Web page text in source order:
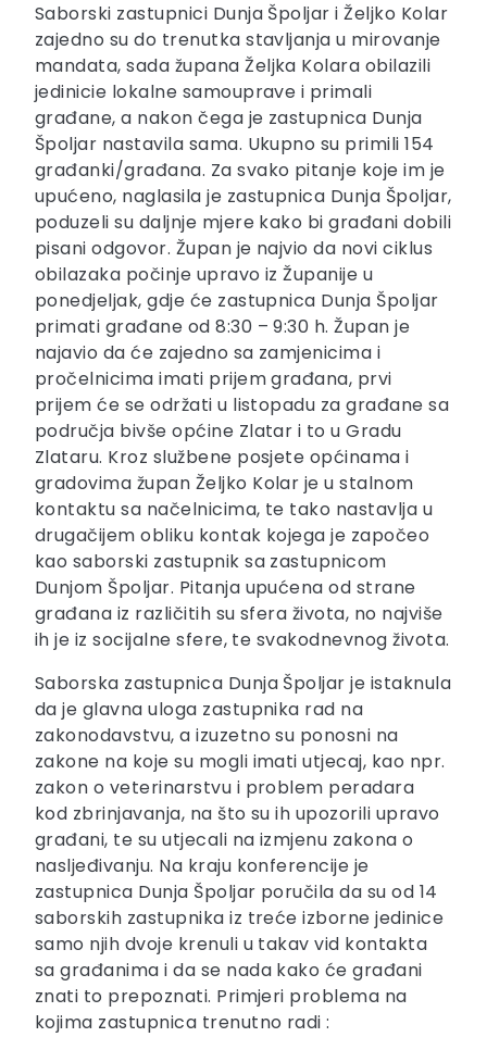
Saborski zastupnici Dunja Špoljar i Željko Kolar
zajedno su do trenutka stavljanja u mirovanje
mandata, sada župana Željka Kolara obilazili
jedinicie lokalne samouprave i primali
građane, a nakon čega je zastupnica Dunja
Špoljar nastavila sama. Ukupno su primili 154
građanki/građana. Za svako pitanje koje im je
upućeno, naglasila je zastupnica Dunja Špoljar,
poduzeli su daljnje mjere kako bi građani dobili
pisani odgovor. Župan je najvio da novi ciklus
obilazaka počinje upravo iz Županije u
ponedjeljak, gdje će zastupnica Dunja Špoljar
primati građane od 8:30 – 9:30 h. Župan je
najavio da će zajedno sa zamjenicima i
pročelnicima imati prijem građana, prvi
prijem će se održati u listopadu za građane sa
područja bivše općine Zlatar i to u Gradu
Zlataru. Kroz službene posjete općinama i
gradovima župan Željko Kolar je u stalnom
kontaktu sa načelnicima, te tako nastavlja u
drugačijem obliku kontak kojega je započeo
kao saborski zastupnik sa zastupnicom
Dunjom Špoljar. Pitanja upućena od strane
građana iz različitih su sfera života, no najviše
ih je iz socijalne sfere, te svakodnevnog života.
Saborska zastupnica Dunja Špoljar je istaknula
da je glavna uloga zastupnika rad na
zakonodavstvu, a izuzetno su ponosni na
zakone na koje su mogli imati utjecaj, kao npr.
zakon o veterinarstvu i problem peradara
kod zbrinjavanja, na što su ih upozorili upravo
građani, te su utjecali na izmjenu zakona o
nasljeđivanju. Na kraju konferencije je
zastupnica Dunja Špoljar poručila da su od 14
saborskih zastupnika iz treće izborne jedinice
samo njih dvoje krenuli u takav vid kontakta
sa građanima i da se nada kako će građani
znati to prepoznati. Primjeri problema na
kojima zastupnica trenutno radi :